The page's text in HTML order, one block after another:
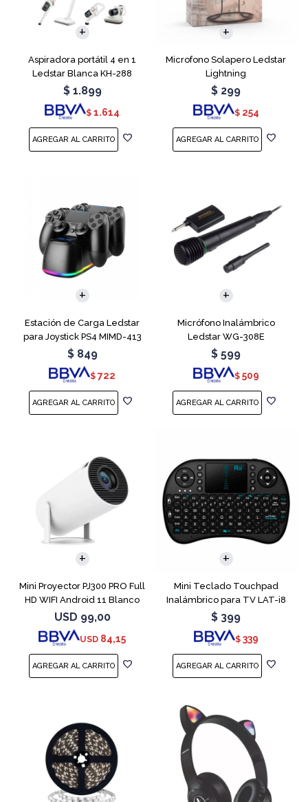
Aspiradora portátil 4 en 1
Ledstar Blanca KH-288
$ 1.899
$ 1.614
Microfono Solapero Ledstar
Lightning
$ 299
$ 254
Estación de Carga Ledstar
para Joystick PS4 MIMD-413
RGB
$ 849
$ 722
Micrófono Inalámbrico
Ledstar WG-308E
$ 599
$ 509
Mini Proyector PJ300 PRO Full
HD WIFI Android 11 Blanco
USD 99,00
USD 84,15
Mini Teclado Touchpad
Inalámbrico para TV LAT-i8
$ 399
$ 339